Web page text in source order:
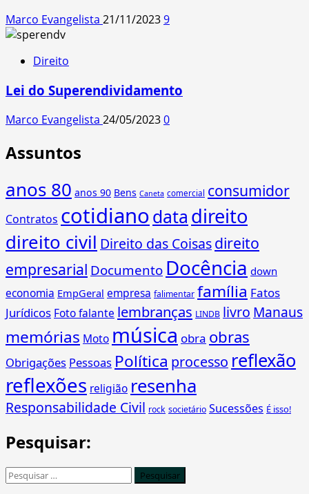
Marco Evangelista 21/11/20239
Direito
Lei do Superendividamento
Marco Evangelista 24/05/20230
Assuntos
anos 80 anos 90 Bens Caneta comercial consumidor
Contratos cotidianodata direito
direito civil Direito das Coisasdireito
empresarial Documento Docência down
economia EmpGeral empresa falimentar família Fatos
Jurídicos Foto falante lembranças LINDB livro Manaus
memórias Moto música obra obras
Obrigações Pessoas Política processo reflexão
reflexões religião resenha
Responsabilidade Civil rock societário Sucessões É isso!
Pesquisar:
Pesquisar